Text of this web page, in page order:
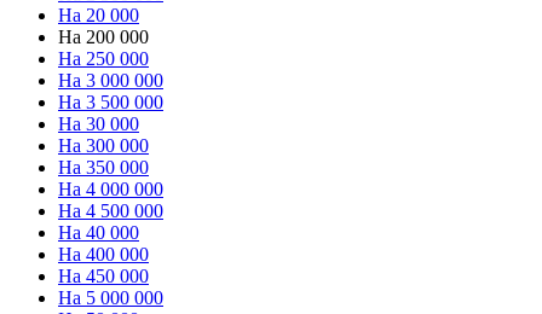
На 20 000
На 200 000
На 250 000
На 3 000 000
На 3 500 000
На 30 000
На 300 000
На 350 000
На 4 000 000
На 4 500 000
На 40 000
На 400 000
На 450 000
На 5 000 000